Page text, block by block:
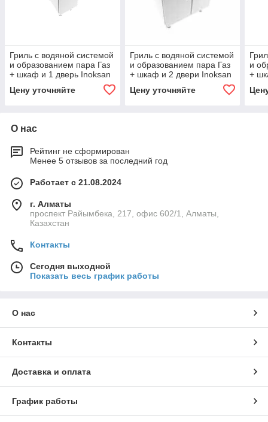
Гриль с водяной системой
и образованием пара Газ
+ шкаф и 1 дверь Inoksan
Цену уточняйте
Гриль с водяной системой
и образованием пара Газ
+ шкаф и 2 двери Inoksan
Цену уточняйте
и
+
О нас
Рейтинг не сформирован
Менее 5 отзывов за последний год
Работает с 21.08.2024
г. Алматы
проспект Райымбека, 217, офис 602/1, Алматы,
Казахстан
Контакты
Сегодня выходной
Показать весь график работы
О нас
Контакты
Доставка и оплата
График работы